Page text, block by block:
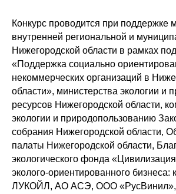
Конкурс проводится при поддержке
внутренней региональной и
Нижегородской области в рамках
«Поддержка социально
некоммерческих организаций в
области», министерства экологии и
ресурсов Нижегородской области,
экологии и природопользованию
собрания Нижегородской области,
палаты Нижегородской области,
экологического фонда
эколого-ориентированного бизнеса:
ЛУКОЙЛ, АО АСЭ, ООО «РусВинил»,